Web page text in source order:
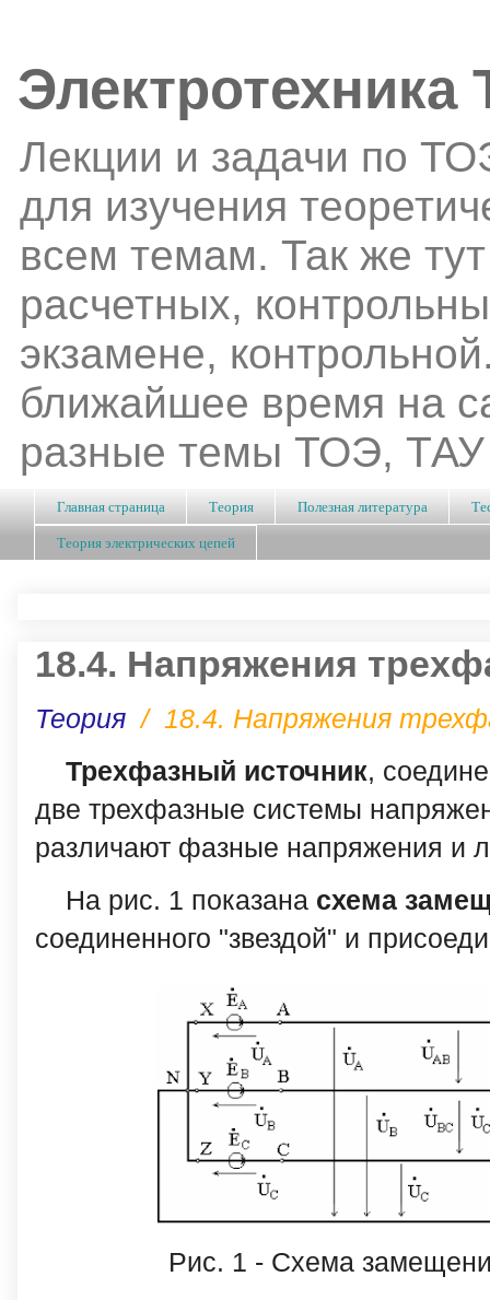
Электротехника
Лекции и задачи по
для изучения
всем темам. Так же
расчетных,
экзамене,
ближайшее время на
разные темы ТОЭ, ТАУ
Главная страница Теория Полезная литература
Теория электрических цепей
18.4. Напряжения
Теория / 18.4. Напряжения
Трехфазный источник,
две трехфазные системы
различают фазные напряжения и
На рис. 1 показана схема
соединенного "звездой" и
Рис. 1 - Схема